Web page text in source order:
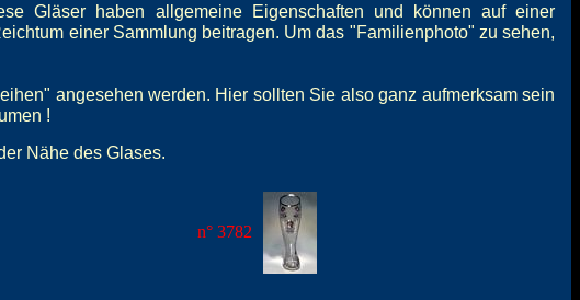
Gläser haben allgemeine Eigenschaften und können auf einer
einer Sammlung beitragen. Um das "Familienphoto" zu sehen,
angesehen werden. Hier sollten Sie also ganz aufmerksam sein
!
Nähe des Glases.
n° 3782